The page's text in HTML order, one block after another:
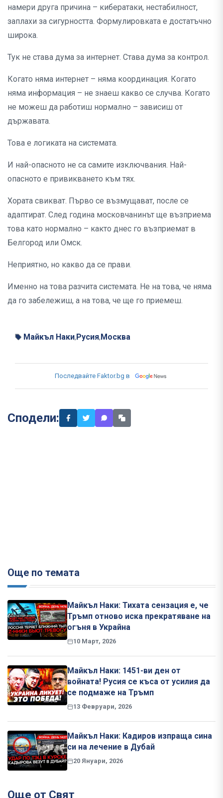
намери друга причина – кибератаки, нестабилност,
заплахи за сигурността. Формулировката е достатъчно
широка.
Тук не става дума за интернет. Става дума за контрол.
Когато няма интернет – няма координация. Когато
няма информация – не знаеш какво се случва. Когато
не можеш да работиш нормално – зависиш от
държавата.
Това е логиката на системата.
И най-опасното не са самите изключвания. Най-
опасното е привикването към тях.
Хората свикват. Първо се възмущават, после се
адаптират. След година московчанинът ще възприема
това като нормално – както днес го възприемат в
Белгород или Омск.
Неприятно, но какво да се прави.
Именно на това разчита системата. Не на това, че няма
да го забележиш, а на това, че ще го приемеш.
Майкъл Наки, Русия, Москва
Последвайте Faktor.bg в
Сподели:
Още по темата
Майкъл Наки: Тихата сензация е, че
Тръмп отново иска прекратяване на
огъня в Украйна
10 Март, 2026
Майкъл Наки: 1451-ви ден от
войната! Русия се къса от усилия да
се подмаже на Тръмп
13 Февруари, 2026
Майкъл Наки: Кадиров изпраща сина
си на лечение в Дубай
20 Януари, 2026
Още от Свят